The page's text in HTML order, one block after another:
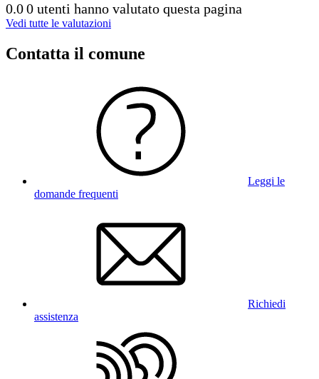
0.00 utenti hanno valutato questa pagina
Vedi tutte le valutazioni
Contatta il comune
Leggi le
domande frequenti
Richiedi
assistenza